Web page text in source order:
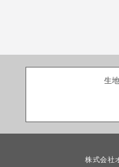
生
株式会社